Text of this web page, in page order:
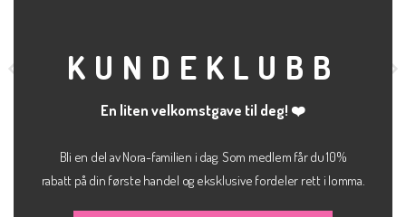
Tokyo wide
kr700.00
JJXX
BUKSE
Rita-ria cropped
kr800.00
KUNDEKLUBB
En liten velkomstgave til deg! ❤️
Bli en del av Nora-familien i dag. Som medlem får du 10%
rabatt på din første handel og eksklusive fordeler rett i lomma.